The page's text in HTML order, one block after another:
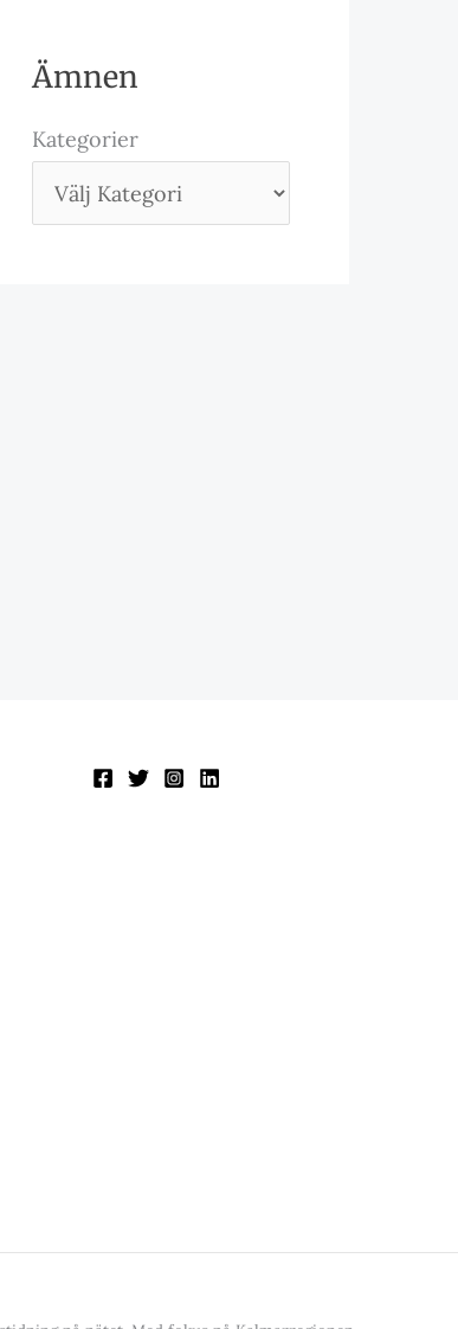
Ämnen
Kategorier